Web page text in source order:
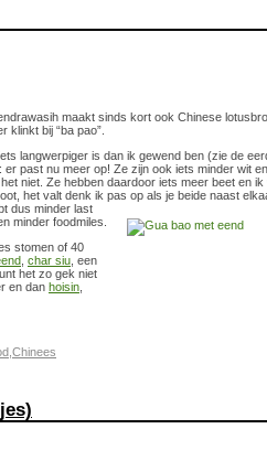
maakt sinds kort ook Chinese
klinkt bij “ba pao”.
langwerpiger is dan ik gewend ben (zie de
past nu meer op! Ze zijn ook iets minder wit
niet. Ze hebben daardoor iets meer beet en ik
het valt denk ik pas op als je beide naast
dus minder last
minder foodmiles.
stomen of 40
char siu , een
het zo gek niet
en dan hoisin
Chinees